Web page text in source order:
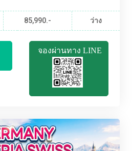
85,990.- ว่าง
จองผ่านทาง LINE